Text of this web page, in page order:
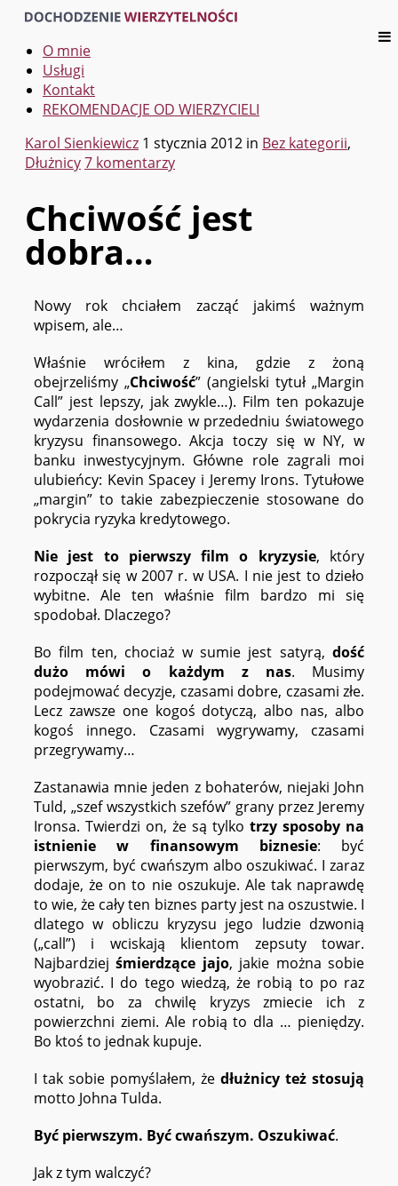
O mnie
Usługi
Kontakt
REKOMENDACJE OD WIERZYCIELI
Karol Sienkiewicz 1 stycznia 2012 in Bez kategorii,
Dłużnicy7 komentarzy
Chciwość jest
dobra…
Nowy rok chciałem zacząć jakimś ważnym
wpisem, ale…
Właśnie wróciłem z kina, gdzie z żoną
obejrzeliśmy „Chciwość” (angielski tytuł „Margin
Call” jest lepszy, jak zwykle…). Film ten pokazuje
wydarzenia dosłownie w przededniu światowego
kryzysu finansowego. Akcja toczy się w NY, w
banku inwestycyjnym. Główne role zagrali moi
ulubieńcy: Kevin Spacey i Jeremy Irons. Tytułowe
„margin” to takie zabezpieczenie stosowane do
pokrycia ryzyka kredytowego.
Nie jest to pierwszy film o kryzysie, który
rozpoczął się w 2007 r. w USA. I nie jest to dzieło
wybitne. Ale ten właśnie film bardzo mi się
spodobał. Dlaczego?
Bo film ten, chociaż w sumie jest satyrą, dość
dużo mówi o każdym z nas. Musimy
podejmować decyzje, czasami dobre, czasami złe.
Lecz zawsze one kogoś dotyczą, albo nas, albo
kogoś innego. Czasami wygrywamy, czasami
przegrywamy…
Zastanawia mnie jeden z bohaterów, niejaki John
Tuld, „szef wszystkich szefów” grany przez Jeremy
Ironsa. Twierdzi on, że są tylko trzy sposoby na
istnienie w finansowym biznesie: być
pierwszym, być cwańszym albo oszukiwać. I zaraz
dodaje, że on to nie oszukuje. Ale tak naprawdę
to wie, że cały ten biznes party jest na oszustwie. I
dlatego w obliczu kryzysu jego ludzie dzwonią
(„call”) i wciskają klientom zepsuty towar.
Najbardziejśmierdzące jajo, jakie można sobie
wyobrazić. I do tego wiedzą, że robią to po raz
ostatni, bo za chwilę kryzys zmiecie ich z
powierzchni ziemi. Ale robią to dla … pieniędzy.
Bo ktoś to jednak kupuje.
I tak sobie pomyślałem, że dłużnicy też stosują
motto Johna Tulda.
Być pierwszym. Być cwańszym. Oszukiwać.
Jak z tym walczyć?